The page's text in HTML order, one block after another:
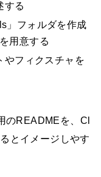
する
」フォルダを作成
用意する
やフィクスチャを
のREADMEを、Cl
とイメージしやす